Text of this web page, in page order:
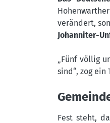
verändert,
Johanniter-
„Fünf völlig
sind“, zog ein
Fest steht,